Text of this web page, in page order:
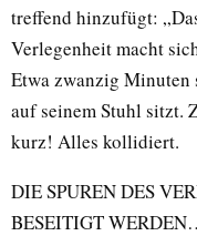
treffend hinzufügt:
Verlegenheit macht
Etwa zwanzig Minuten
auf seinem Stuhl sitzt.
kurz! Alles kollidiert.
DIE SPUREN DES
BESEITIGT